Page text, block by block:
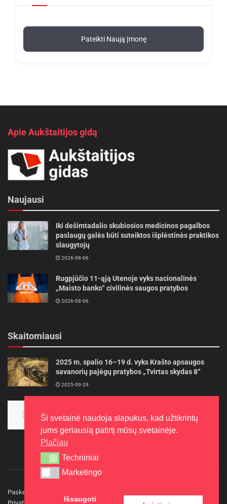
Pateikti Naują Įmonę
Apie Aukštaitijos gidą
Naujausi
Iki dešimtadalio skubiosios medicinos pagalbos
paslaugų galės būti suteiktos išplėstinės praktikos
slaugytojų
2026-08-06
Rugpjūčio 11-ąją Utenoje vyks nacionalinės
„Maisto banko“ civilinės saugos pratybos
2026-08-06
Skaitomiausi
2025 m. spalio 16–19 d. vyks Krašto apsaugos
savanorių pajėgų pratybos „Tvirtas skydas 8“
2025-09-29
aukso
2015-10-30
Paskelbkite naujieną
Ši svetainė naudoja slapukus, kad užtikrintų
jums geriausią patirtį mūsų svetainėje.
Plačiau
Techniniai
Techniniai
Marketingo
Marketingo
Išsaugoti